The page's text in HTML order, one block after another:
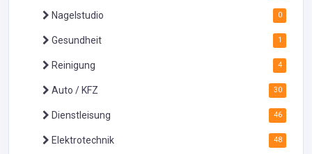
Nagelstudio 0
Gesundheit 1
Reinigung 4
Auto / KFZ 30
Dienstleisung 46
Elektrotechnik 48